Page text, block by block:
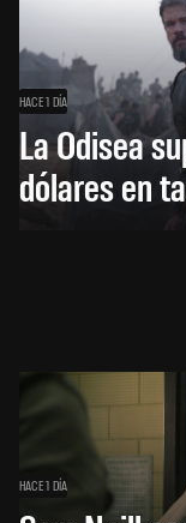
HACE 1 DÍA
La Odisea
dólares en
HACE 1 DÍA